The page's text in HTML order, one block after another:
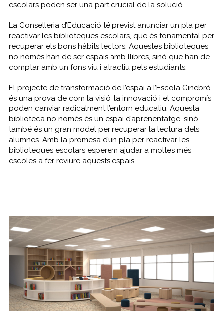
escolars poden ser una part crucial de la solució.
La Conselleria d’Educació té previst anunciar un pla per
reactivar les biblioteques escolars, que és fonamental per
recuperar els bons hàbits lectors. Aquestes biblioteques
no només han de ser espais amb llibres, sinó que han de
comptar amb un fons viu i atractiu pels estudiants.
El projecte de transformació de l’espai a l’Escola Ginebró
és una prova de com la visió, la innovació i el compromís
poden canviar radicalment l’entorn educatiu. Aquesta
biblioteca no només és un espai d’aprenentatge, sinó
també és un gran model per recuperar la lectura dels
alumnes. Amb la promesa d’un pla per reactivar les
biblioteques escolars esperem ajudar a moltes més
escoles a fer reviure aquests espais.